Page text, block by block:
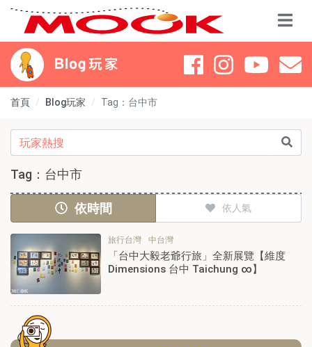
首頁 Blog玩家 Tag：台中市
Tag：台中市
依時間 依人氣
旅行台灣 中台灣
「台中大毅老爺行旅」全新展覽【維度
Dimensions 台中 Taichung ∞】